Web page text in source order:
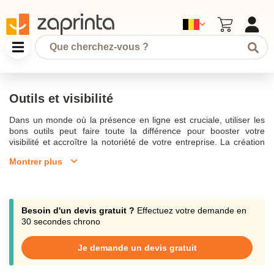
Outils et visibilité
Dans un monde où la présence en ligne est cruciale, utiliser les
bons outils peut faire toute la différence pour booster votre
visibilité et accroître la notoriété de votre entreprise. La création
visibilité sur les moteurs de recherche. Découvrez 5 outils
communication efficace nécessite de connaître les outils de
communication à utiliser et de maîtriser le référencement naturel
grâce à des plateformes comme Google Analytics et SEMrush.
de nouveaux prospects et gagner en notoriété. Il est donc
important de partager vos actualités et diffuser des informations
pertinentes afin d’être compétitive sur le marché. Intégrez un plan
Montrer plus
Besoin d'un devis gratuit ? Effectuez votre demande en
30 secondes chrono
Je demande un devis gratuit